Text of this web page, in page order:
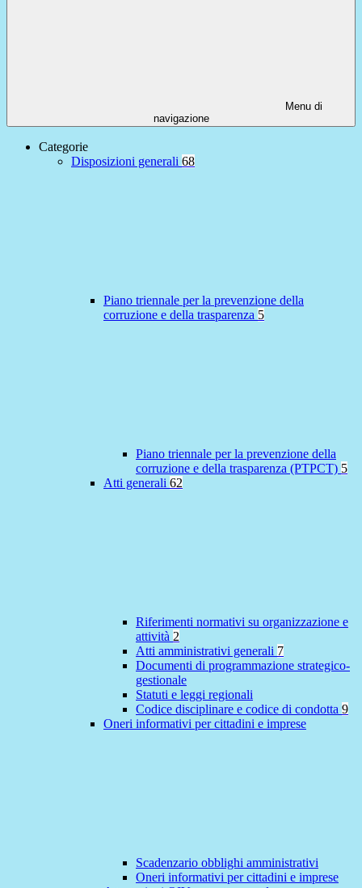
Menu di
navigazione
Categorie
Disposizioni generali 68
Piano triennale per la prevenzione della
corruzione e della trasparenza 5
Piano triennale per la prevenzione della
corruzione e della trasparenza (PTPCT) 5
Atti generali 62
Riferimenti normativi su organizzazione e
attività 2
Atti amministrativi generali 7
Documenti di programmazione strategico-
gestionale
Statuti e leggi regionali
Codice disciplinare e codice di condotta 9
Oneri informativi per cittadini e imprese
Scadenzario obblighi amministrativi
Oneri informativi per cittadini e imprese